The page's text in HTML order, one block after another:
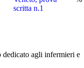
scritta n.1
dedicato agli infermieri e